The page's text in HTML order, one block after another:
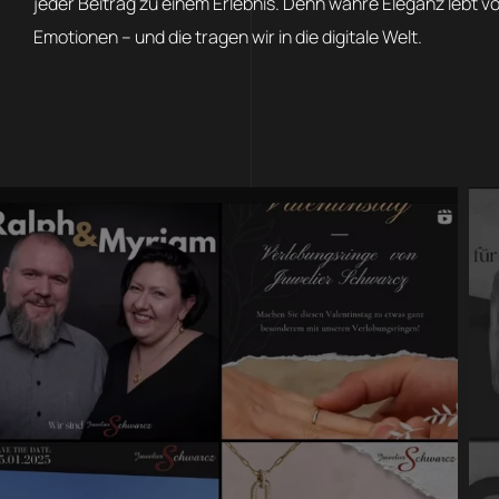
Emotionen – und die tragen wir in die digitale Welt.